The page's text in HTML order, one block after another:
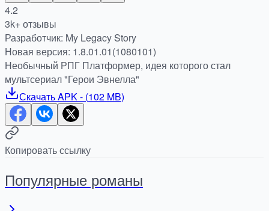
4.2
3k+ отзывы
Разработчик: My Legacy Story
Новая версия: 1.8.01.01(1080101)
Необычный РПГ Платформер, идея которого стал
мультсериал "Герои Эвнелла"
СкачатьAPK- (102 MB)
Копировать ссылку
Популярные романы